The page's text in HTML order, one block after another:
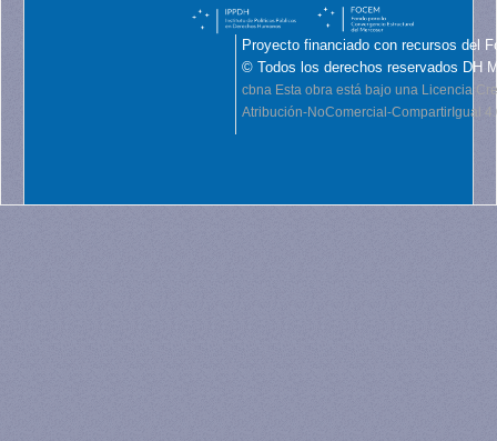
Proyecto financiado con recursos del
© Todos los derechos reservados DH
cbna Esta obra está bajo una Licencia
Atribución-NoComercial-CompartirIgual